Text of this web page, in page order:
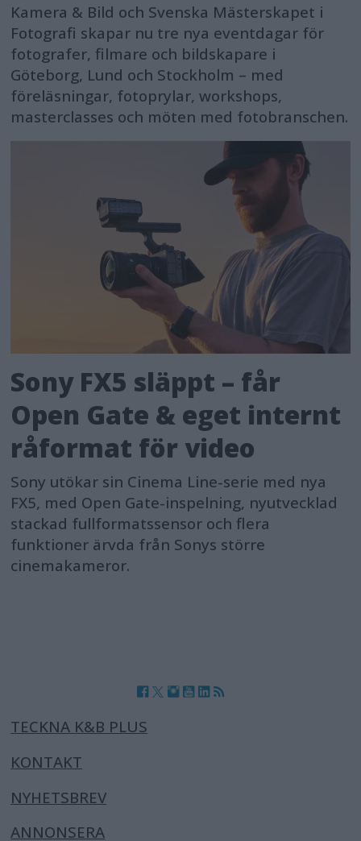
Kamera & Bild och Svenska Mästerskapet i
Fotografi skapar nu tre nya eventdagar för
fotografer, filmare och bildskapare i
Göteborg, Lund och Stockholm – med
föreläsningar, fotoprylar, workshops,
masterclasses och möten med fotobranschen.
Sony FX5 släppt – får
Open Gate & eget internt
råformat för video
Sony utökar sin Cinema Line-serie med nya
FX5, med Open Gate-inspelning, nyutvecklad
stackad fullformatssensor och flera
funktioner ärvda från Sonys större
cinemakameror.
TECKNA K&B PLUS
KONTAKT
NYHETSBREV
ANNONSERA